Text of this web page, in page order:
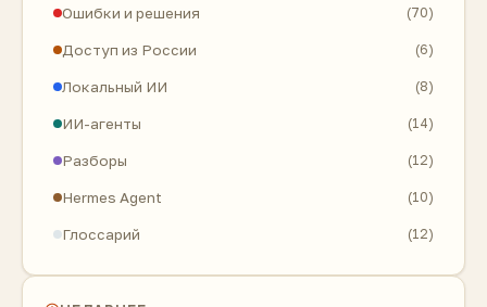
Ошибки и решения (70)
Доступ из России (6)
Локальный ИИ (8)
ИИ-агенты (14)
Разборы (12)
Hermes Agent (10)
Глоссарий (12)